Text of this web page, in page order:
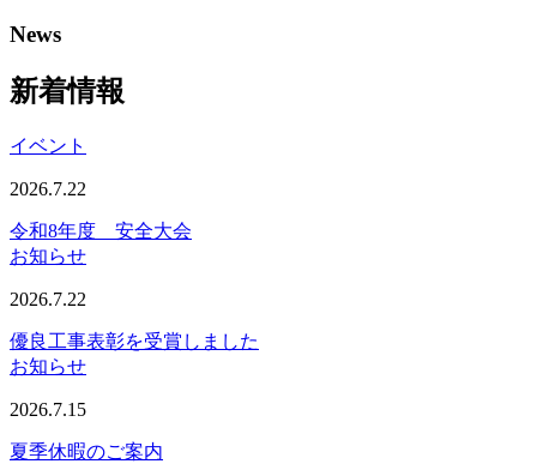
News
新着情報
イベント
2026.7.22
令和8年度 安全大会
お知らせ
2026.7.22
優良工事表彰を受賞しました
お知らせ
2026.7.15
夏季休暇のご案内